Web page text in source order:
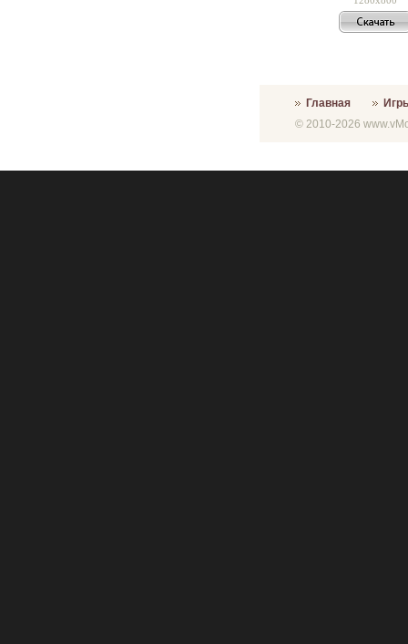
Главная
© 2010-2026